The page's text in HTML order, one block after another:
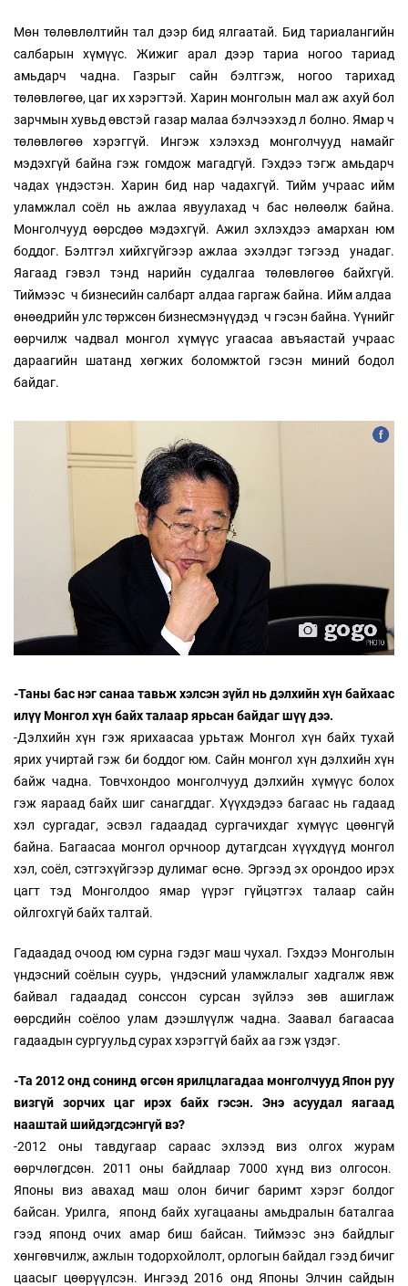
Мөн төлөвлөлтийн тал дээр бид ялгаатай. Бид тариалангийн
салбарын хүмүүс. Жижиг арал дээр тариа ногоо тариад
амьдарч чадна. Газрыг сайн бэлтгэж, ногоо тарихад
төлөвлөгөө, цаг их хэрэгтэй. Харин монголын мал аж ахуй бол
зарчмын хувьд өвстэй газар малаа бэлчээхэд л болно. Ямар ч
төлөвлөгөө хэрэггүй. Ингэж хэлэхэд монголчууд намайг
мэдэхгүй байна гэж гомдож магадгүй. Гэхдээ тэгж амьдарч
чадах үндэстэн. Харин бид нар чадахгүй. Тийм учраас ийм
уламжлал соёл нь ажлаа явуулахад ч бас нөлөөлж байна.
Монголчууд өөрсдөө мэдэхгүй. Ажил эхлэхдээ амархан юм
боддог. Бэлтгэл хийхгүйгээр ажлаа эхэлдэг тэгээд унадаг.
Яагаад гэвэл тэнд нарийн судалгаа төлөвлөгөө байхгүй.
Тиймээс ч бизнесийн салбарт алдаа гаргаж байна. Ийм алдаа
өнөөдрийн улс төржсөн бизнесмэнүүдэд ч гэсэн байна. Үүнийг
өөрчилж чадвал монгол хүмүүс угаасаа авъяастай учраас
дараагийн шатанд хөгжих боломжтой гэсэн миний бодол
байдаг.
-Таны бас нэг санаа тавьж хэлсэн зүйл нь дэлхийн хүн байхаас
илүү Монгол хүн байх талаар ярьсан байдаг шүү дээ.
-Дэлхийн хүн гэж ярихаасаа урьтаж Монгол хүн байх тухай
ярих учиртай гэж би боддог юм. Сайн монгол хүн дэлхийн хүн
байж чадна. Товчхондоо монголчууд дэлхийн хүмүүс болох
гэж яараад байх шиг санагддаг. Хүүхдэдээ багаас нь гадаад
хэл сургадаг, эсвэл гадаадад сургачихдаг хүмүүс цөөнгүй
байна. Багаасаа монгол орчноор дутагдсан хүүхдүүд монгол
хэл, соёл, сэтгэхүйгээр дулимаг өснө. Эргээд эх орондоо ирэх
цагт тэд Монголдоо ямар үүрэг гүйцэтгэх талаар сайн
ойлгохгүй байх талтай.
Гадаадад очоод юм сурна гэдэг маш чухал. Гэхдээ Монголын
үндэсний соёлын суурь, үндэсний уламжлалыг хадгалж явж
байвал гадаадад сонссон сурсан зүйлээ зөв ашиглаж
өөрсдийн соёлоо улам дээшлүүлж чадна. Заавал багаасаа
гадаадын сургуульд сурах хэрэггүй байх аа гэж үздэг.
-Та 2012 онд сонинд өгсөн ярилцлагадаа монголчууд Япон руу
визгүй зорчих цаг ирэх байх гэсэн. Энэ асуудал яагаад
нааштай шийдэгдсэнгүй вэ?
-2012 оны тавдугаар сараас эхлээд виз олгох журам
өөрчлөгдсөн. 2011 оны байдлаар 7000 хүнд виз олгосон.
Японы виз авахад маш олон бичиг баримт хэрэг болдог
байсан. Урилга, японд байх хугацааны амьдралын баталгаа
гээд японд очих амар биш байсан. Тиймээс энэ байдлыг
хөнгөвчилж, ажлын тодорхойлолт, орлогын байдал гээд бичиг
цаасыг цөөрүүлсэн. Ингээд 2016 онд Японы Элчин сайдын